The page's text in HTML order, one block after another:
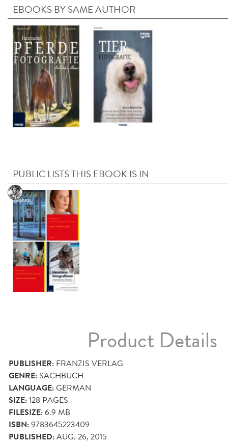
EBOOKS BY SAME AUTHOR
PUBLIC LISTS THIS EBOOK IS IN
Product Details
PUBLISHER: FRANZIS VERLAG
GENRE: SACHBUCH
LANGUAGE:GERMAN
SIZE:128 PAGES
FILESIZE:6.9 MB
ISBN:9783645223409
PUBLISHED:AUG. 26, 2015